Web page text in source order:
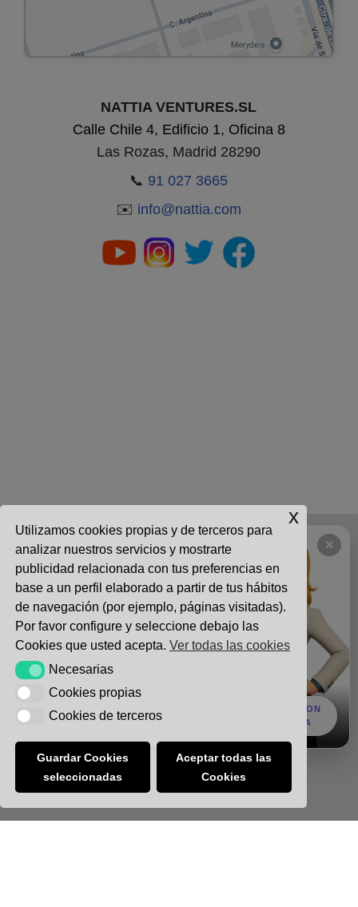
NATTIA VENTURES.SL
Calle Chile 4, Edificio 1, Oficina 8
Las Rozas, Madrid 28290
📞 91 027 3665
✉️ info@nattia.com
CONTACTO|USO ACEPTABLE|
|
POLÍTICA DE PRIVACIDAD|POLÍTICA DE COOKIES
Calle Chile 4, Edificio 1, Oficina 8 Las Rozas, Madrid 28290
info@nattia.com|91 027 3665
NATTIA VENTURES.SL ® 2011 - 2026 :: Ofrecemos
Servicios de Desarrollo Avanzado de Software, Consultoría
e Integración de Aplicaciones y Soluciones Empresariales
en nuestros Clientes, además de un grupo de Servicios
Profesional de Soporte Informático de toda la infraestructura
IT de su Empresa.
✕
👋 HABLA CON
NATTIALIA
Utilizamos cookies propias y de terceros para
analizar nuestros servicios y mostrarte
publicidad relacionada con tus preferencias en
base a un perfil elaborado a partir de tus hábitos
de navegación (por ejemplo, páginas visitadas).
Por favor configure y seleccione debajo las
Cookies que usted acepta.Ver todas las cookies
NecesariasNecesarias
Cookies propias
Cookies propias
Cookies de terceros
Cookies de terceros
Guardar Cookies
seleccionadas
Aceptar todas las
Cookies
x